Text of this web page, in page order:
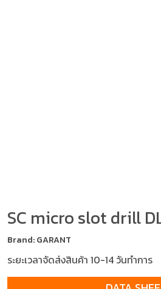
SC micro slot drill
Brand: GARANT
ระยะเวลาจัดส่งสินค้า 10-14 วันทำการ